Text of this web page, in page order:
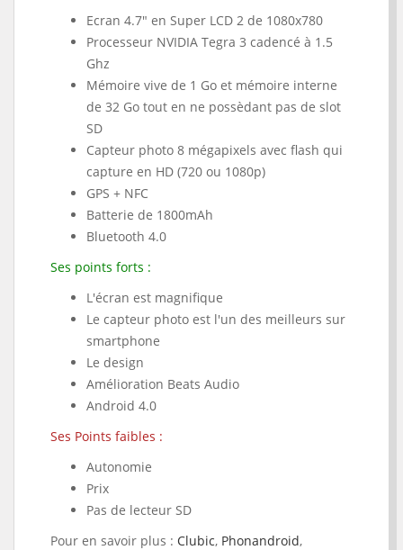
Ecran 4.7" en Super LCD 2 de 1080x780
Processeur NVIDIA Tegra 3 cadencé à 1.5
Ghz
Mémoire vive de 1 Go et mémoire interne
de 32 Go tout en ne possèdant pas de slot
SD
Capteur photo 8 mégapixels avec flash qui
capture en HD (720 ou 1080p)
GPS + NFC
Batterie de 1800mAh
Bluetooth 4.0
Ses points forts :
L'écran est magnifique
Le capteur photo est l'un des meilleurs sur
smartphone
Le design
Amélioration Beats Audio
Android 4.0
Ses Points faibles :
Autonomie
Prix
Pas de lecteur SD
Pour en savoir plus : Clubic, Phonandroid,